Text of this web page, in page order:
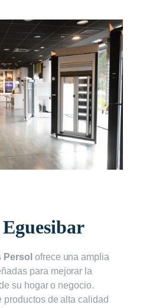
ofrece una amplia
para mejorar la
su hogar o negocio.
productos de alta calidad